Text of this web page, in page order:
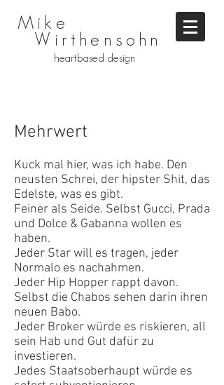
Mike
Wirthensohn
heartbased design
Mehrwert
Kuck mal hier, was ich habe. Den
neusten Schrei, der hipster Shit, das
Edelste, was es gibt.
Feiner als Seide. Selbst Gucci, Prada
und Dolce & Gabanna wollen es
haben.
Jeder Star will es tragen, jeder
Normalo es nachahmen.
Jeder Hip Hopper rappt davon.
Selbst die Chabos sehen darin ihren
neuen Babo.
Jeder Broker würde es riskieren, all
sein Hab und Gut dafür zu
investieren.
Jedes Staatsoberhaupt würde es